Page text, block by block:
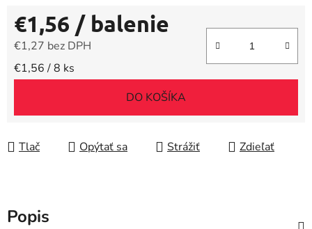
€1,56 / balenie
€1,27 bez DPH
Jednotková cena:
€1,56 / 8 ks
DO KOŠÍKA
Tlač Opýtať sa Strážiť Zdieľať
Popis